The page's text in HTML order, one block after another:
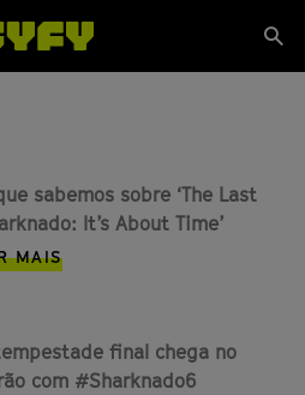
sabemos sobre ‘The Last
It’s About Time’
MAIS
final chega no
com #Sharknado6